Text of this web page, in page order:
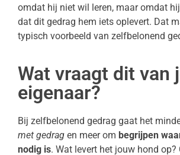
omdat hij niet wil leren, maar omdat
dat dit gedrag hem iets oplevert. Dat
typisch voorbeeld van zelfbelonend
Wat vraagt dit van
eigenaar?
Bij zelfbelonend gedrag gaat het
met gedrag en meer om begrijpen
nodig is. Wat levert het jouw hond op?